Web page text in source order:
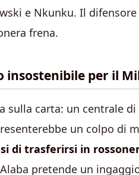
e Nkunku. Il
frena.
insostenibile per il
sulla carta: un centrale
un colpo di
di trasferirsi in
pretende un